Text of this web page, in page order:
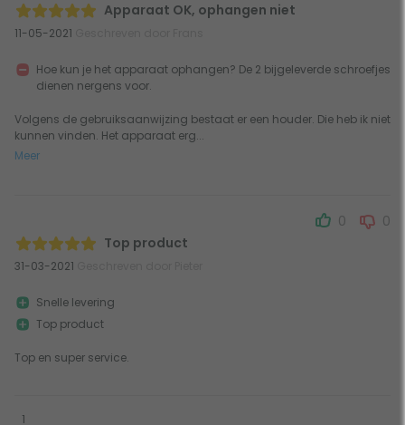
Apparaat OK, ophangen niet
11-05-2021
Volgens de gebruiksaanwijzing bestaat er een houder. Die heb ik niet
kunnen vinden. Het apparaat erg...
Meer
Hoe kun je het apparaat ophangen? De 2 bijgeleverde schroefjes
dienen nergens voor.
Top product
31-03-2021
0 0
Top en super service.
Snelle levering
Top product
1